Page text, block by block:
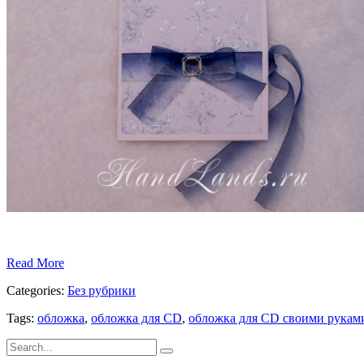
Read More
Categories: Без рубрики
Tags: обложка, обложка для CD, обложка для CD своими